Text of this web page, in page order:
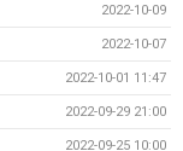
2022-10-09
2022-10-07
2022-10-01 11:47
2022-09-29 21:00
2022-09-25 10:00